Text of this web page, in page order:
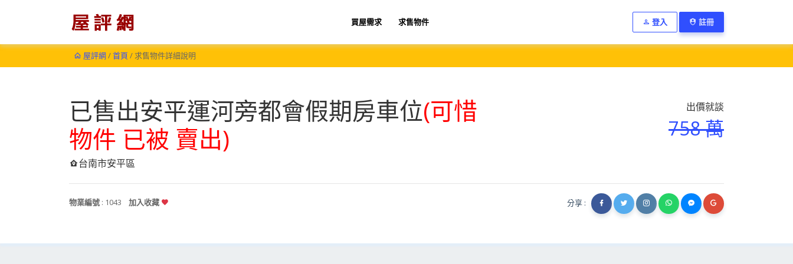
買屋需求 求售物件 登入 註冊
屋評網/首頁 / 求售物件詳細說明
已售出安平運河旁都會假期房車位(可惜
物件 已被 賣出)
台南市安平區
出價就談
758 萬
物業編號 : 1043 加入收藏 分享 :